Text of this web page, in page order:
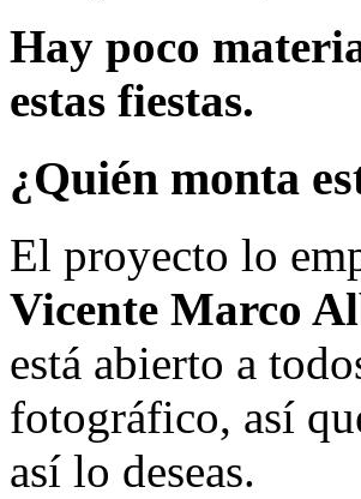
Hay poco
estas fiestas.
¿Quién monta
El proyecto lo
Vicente Marco
está abierto a
fotográfico, así
así lo deseas.